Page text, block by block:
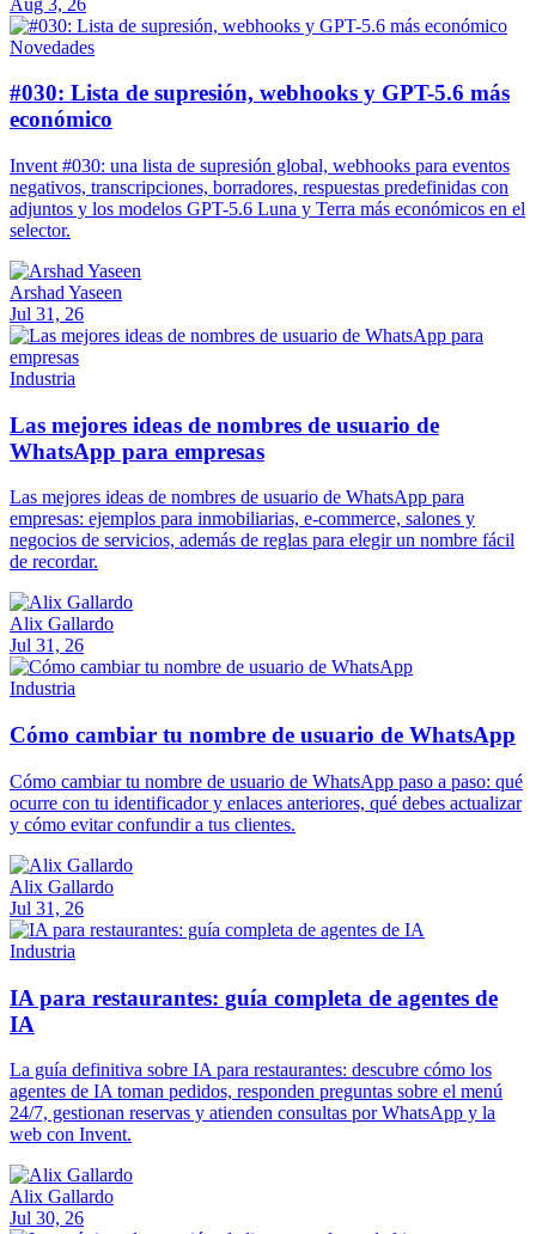
Novedades
#030: Lista de supresión, webhooks y GPT-5.6 más
económico
Invent #030: una lista de supresión global, webhooks para eventos
negativos, transcripciones, borradores, respuestas predefinidas con
adjuntos y los modelos GPT-5.6 Luna y Terra más económicos en el
selector.
Arshad Yaseen
Jul 31, 26
Industria
Las mejores ideas de nombres de usuario de
WhatsApp para empresas
Las mejores ideas de nombres de usuario de WhatsApp para
empresas: ejemplos para inmobiliarias, e-commerce, salones y
negocios de servicios, además de reglas para elegir un nombre fácil
de recordar.
Alix Gallardo
Jul 31, 26
Industria
Cómo cambiar tu nombre de usuario de WhatsApp
Cómo cambiar tu nombre de usuario de WhatsApp paso a paso: qué
ocurre con tu identificador y enlaces anteriores, qué debes actualizar
y cómo evitar confundir a tus clientes.
Alix Gallardo
Jul 31, 26
Industria
IA para restaurantes: guía completa de agentes de
IA
La guía definitiva sobre IA para restaurantes: descubre cómo los
agentes de IA toman pedidos, responden preguntas sobre el menú
24/7, gestionan reservas y atienden consultas por WhatsApp y la
web con Invent.
Alix Gallardo
Jul 30, 26